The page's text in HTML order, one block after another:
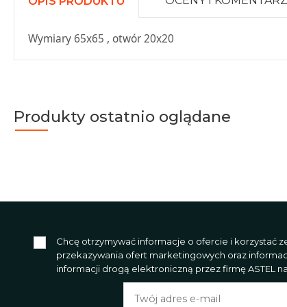
Wymiary 65x65 , otwór 20x20
Produkty ostatnio oglądane
Chcę otrzymywać informacje o ofercie i korzystać
przekazywania ofert marketingowych oraz
informacji drogą elektroniczną przez firmę ASTEL